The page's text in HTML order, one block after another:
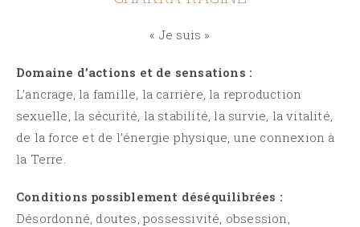
« Je suis »
Domaine d’actions et de sensations :
L’ancrage, la famille, la carrière, la reproduction
sexuelle, la sécurité, la stabilité, la survie, la vitalité,
de la force et de l’énergie physique, une connexion à
la Terre.
Conditions possiblement déséquilibrées :
Désordonné, doutes, possessivité, obsession,